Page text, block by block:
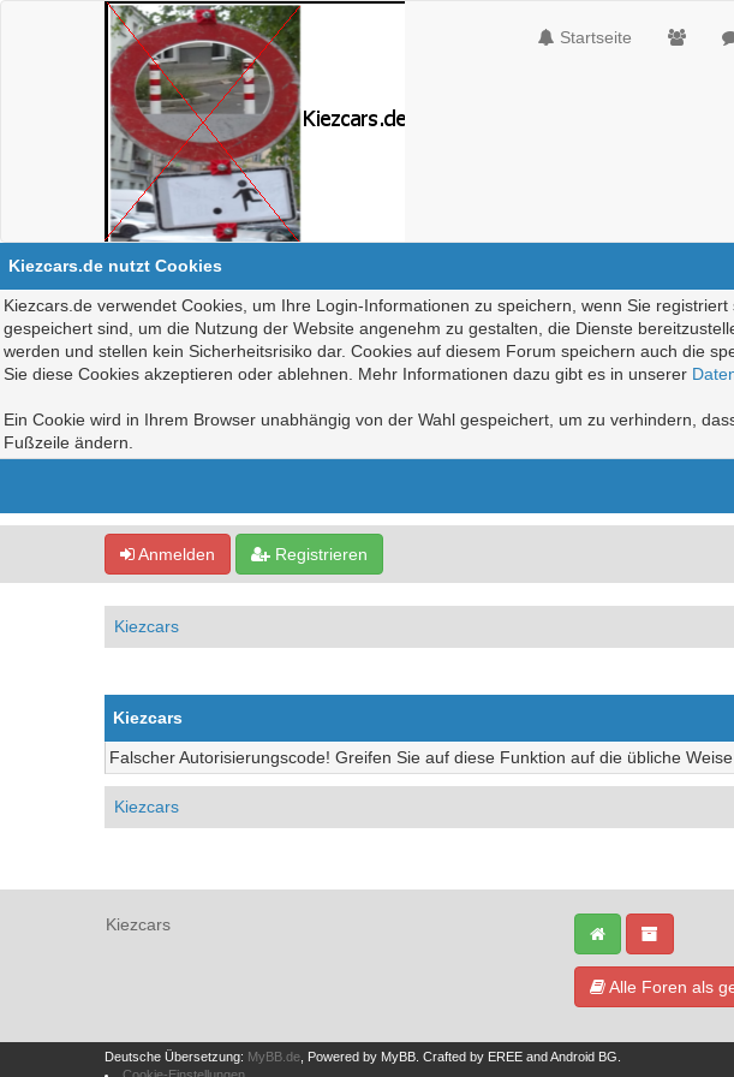
Startseite
Kiezcars.de nutzt Cookies
Kiezcars.de verwendet Cookies, um Ihre Login-Informationen zu speichern, wenn Sie
gespeichert sind, um die Nutzung der Website angenehm zu gestalten, die Dienste
werden und stellen kein Sicherheitsrisiko dar. Cookies auf diesem Forum speichern auch die
Sie diese Cookies akzeptieren oder ablehnen. Mehr Informationen dazu gibt es in unserer
Ein Cookie wird in Ihrem Browser unabhängig von der Wahl gespeichert, um zu verhindern,
Fußzeile ändern.
Anmelden Registrieren
Kiezcars
Kiezcars
Falscher Autorisierungscode! Greifen Sie auf diese Funktion auf die übliche
Kiezcars
Kiezcars
Alle Foren als
Deutsche Übersetzung: MyBB.de , Powered by MyBB Crafted by EREE andAndroid BG